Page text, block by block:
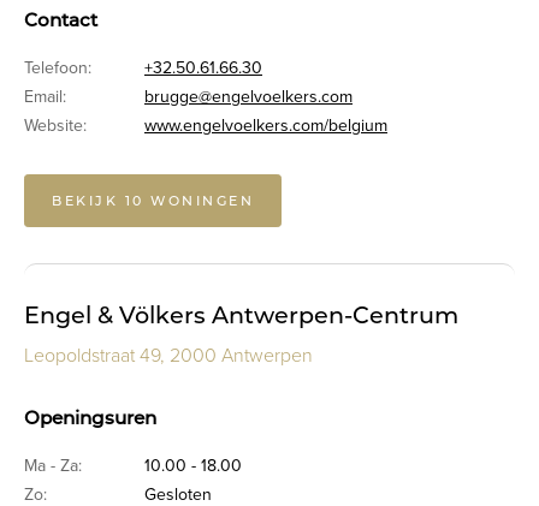
Contact
Telefoon:
+32.50.61.66.30
Email:
brugge@engelvoelkers.com
Website:
www.engelvoelkers.com/belgium
BEKIJK 10 WONINGEN
Engel & Völkers Antwerpen-Centrum
Leopoldstraat 49, 2000 Antwerpen
Openingsuren
Ma - Za:
10.00 - 18.00
Zo:
Gesloten